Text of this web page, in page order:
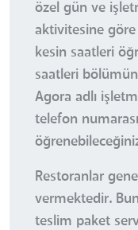
özel gün ve
aktivitesine
kesin saatleri
saatleri
Agora adlı
telefon
Restoranlar
vermektedir.
teslim paket